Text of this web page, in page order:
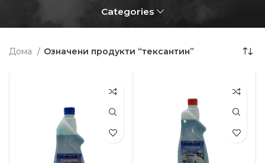
Categories
Дома Означени продукти “тексантин”